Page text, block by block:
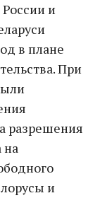
и
в плане
При
разрешения
на
и